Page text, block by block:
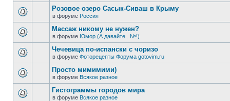
Розовое озеро Сасык-Сиваш в Крыму
в форуме Россия
Массаж никому не нужен?
в форуме Юмор (А давайте...№!)
Чечевица по-испански с чоризо
в форуме Фоторецепты Форума gotovim.ru
Просто мимимими)
в форуме Всякое разное
Гистограммы городов мира
в форуме Всякое разное